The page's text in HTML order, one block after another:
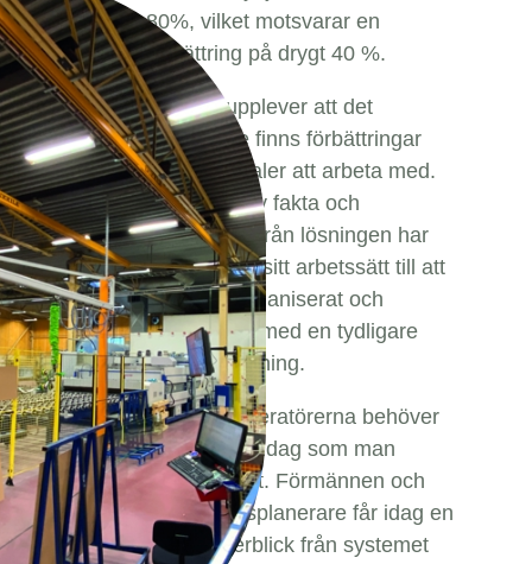
80%, vilket motsvarar en
förbättring på drygt 40 %.
Kunden upplever att det
fortfarande finns förbättringar
och potentialer att arbeta med.
Med hjälp av fakta och
information från lösningen har
FSG ändrat sitt arbetssätt till att
vara mer organiserat och
strukturerat med en tydligare
arbetsfördelning.
Ingen av operatörerna behöver
slita så hårt idag som man
tidigare gjort. Förmännen och
produktionsplanerare får idag en
snabb överblick från systemet